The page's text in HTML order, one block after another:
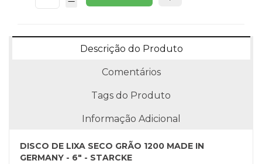
Descrição do Produto
Comentários
Tags do Produto
Informação Adicional
DISCO DE LIXA SECO GRÃO 1200 MADE IN
GERMANY - 6" - STARCKE